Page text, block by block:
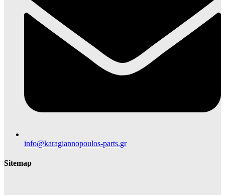
info@karagiannopoulos-parts.gr
Sitemap